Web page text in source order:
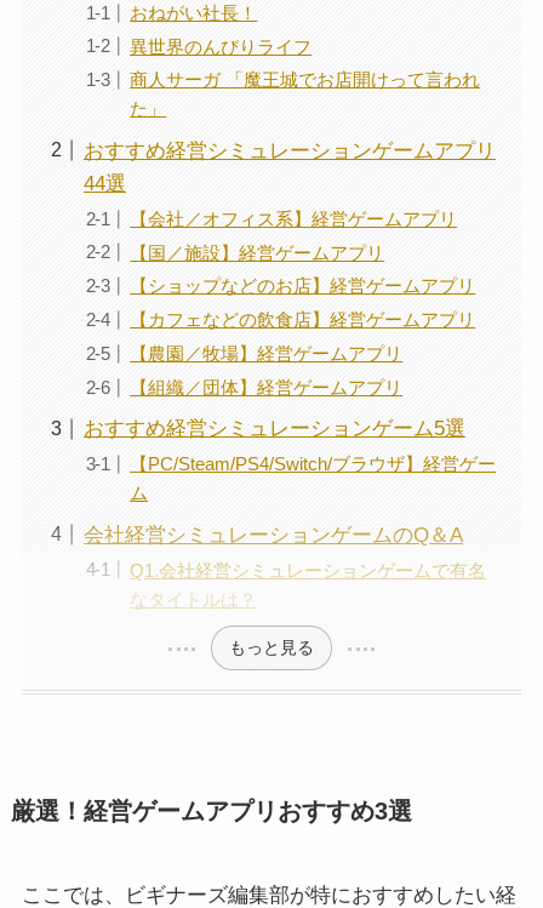
おねがい社長！
異世界のんびりライフ
商人サーガ 「魔王城でお店開けって言われ
た」
おすすめ経営シミュレーションゲームアプリ
44選
【会社／オフィス系】経営ゲームアプリ
【国／施設】経営ゲームアプリ
【ショップなどのお店】経営ゲームアプリ
【カフェなどの飲食店】経営ゲームアプリ
【農園／牧場】経営ゲームアプリ
【組織／団体】経営ゲームアプリ
おすすめ経営シミュレーションゲーム5選
【PC/Steam/PS4/Switch/ブラウザ】経営ゲー
ム
会社経営シミュレーションゲームのQ＆A
Q1.会社経営シミュレーションゲームで有名
なタイトルは？
もっと見る
厳選！経営ゲームアプリおすすめ3選
ここでは、ビギナーズ編集部が特におすすめしたい経